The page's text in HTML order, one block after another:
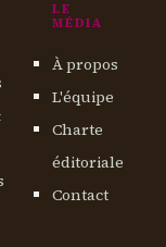
LE
MÉDIA
À propos
L'équipe
Charte
éditoriale
Contact